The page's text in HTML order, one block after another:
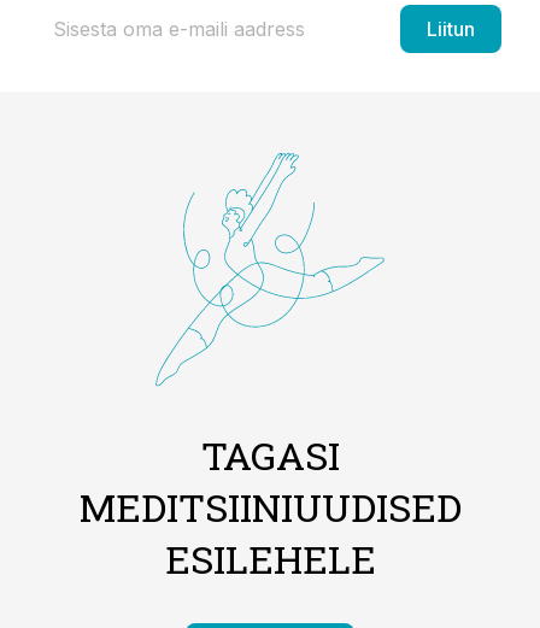
Liitun
TAGASI
MEDITSIINIUUDISED
ESILEHELE